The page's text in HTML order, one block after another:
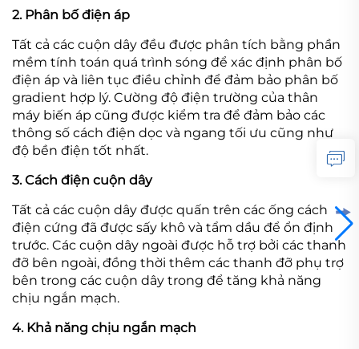
2. Phân bố điện áp
Tất cả các cuộn dây đều được phân tích bằng phần
mềm tính toán quá trình sóng để xác định phân bố
điện áp và liên tục điều chỉnh để đảm bảo phân bố
gradient hợp lý. Cường độ điện trường của thân
máy biến áp cũng được kiểm tra để đảm bảo các
thông số cách điện dọc và ngang tối ưu cũng như
độ bền điện tốt nhất.
3. Cách điện cuộn dây
Tất cả các cuộn dây được quấn trên các ống cách
điện cứng đã được sấy khô và tẩm dầu để ổn định
trước. Các cuộn dây ngoài được hỗ trợ bởi các thanh
đỡ bên ngoài, đồng thời thêm các thanh đỡ phụ trợ
bên trong các cuộn dây trong để tăng khả năng
chịu ngắn mạch.
4. Khả năng chịu ngắn mạch